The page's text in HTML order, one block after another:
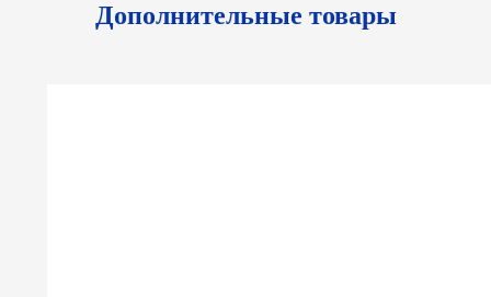
Дополнительные товары